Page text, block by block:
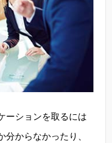
ーションを取るには
からなかったり、